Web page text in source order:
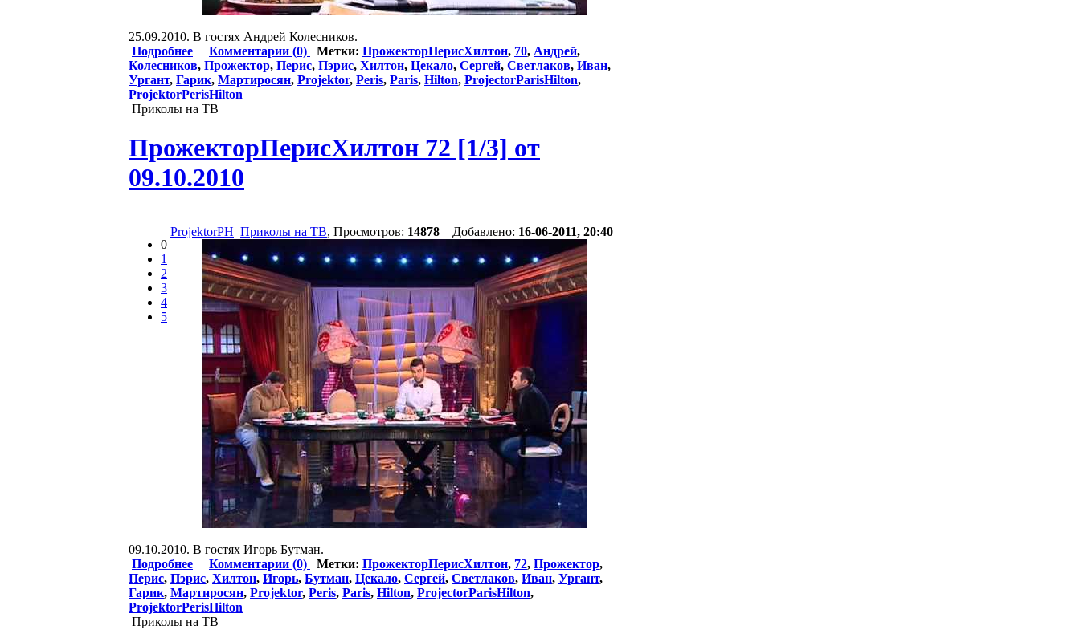
25.09.2010. В гостях Андрей Колесников.
Подробнее
Комментарии (0) Метки: ПрожекторПерисХилтон, 70, Андрей,
Колесников, Прожектор, Перис, Пэрис, Хилтон, Цекало, Сергей, Светлаков, Иван,
Ургант, Гарик, Мартиросян, Projektor, Peris, Paris, Hilton, ProjectorParisHilton,
ProjektorPerisHilton
Приколы на ТВ
ПрожекторПерисХилтон 72 [1/3] от
09.10.2010
0
1
2
3
4
5
ProjektorPH Приколы на ТВ, Просмотров: 14878 Добавлено: 16-06-2011, 20:40
09.10.2010. В гостях Игорь Бутман.
Подробнее
Комментарии (0) Метки: ПрожекторПерисХилтон, 72, Прожектор,
Перис, Пэрис, Хилтон, Игорь, Бутман, Цекало, Сергей, Светлаков, Иван, Ургант,
Гарик, Мартиросян, Projektor, Peris, Paris, Hilton, ProjectorParisHilton,
ProjektorPerisHilton
Приколы на ТВ